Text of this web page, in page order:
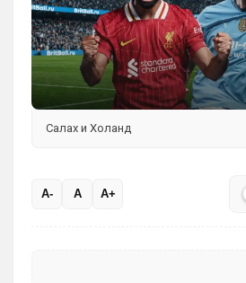
Салах и Холанд
A- A A+